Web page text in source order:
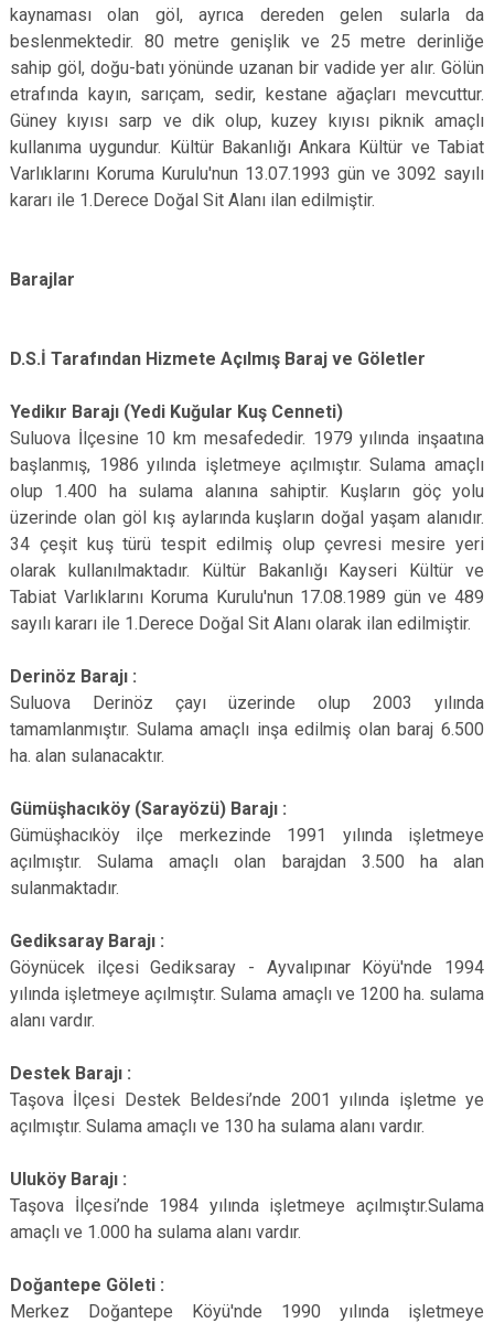
kaynaması olan göl, ayrıca dereden gelen sularla da
beslenmektedir. 80 metre genişlik ve 25 metre derinliğe
sahip göl, doğu-batı yönünde uzanan bir vadide yer alır. Gölün
etrafında kayın, sarıçam, sedir, kestane ağaçları mevcuttur.
Güney kıyısı sarp ve dik olup, kuzey kıyısı piknik amaçlı
kullanıma uygundur. Kültür Bakanlığı Ankara Kültür ve Tabiat
Varlıklarını Koruma Kurulu'nun 13.07.1993 gün ve 3092 sayılı
kararı ile 1.Derece Doğal Sit Alanı ilan edilmiştir.
Barajlar
D.S.İ Tarafından Hizmete Açılmış Baraj ve Göletler
Yedikır Barajı (Yedi Kuğular Kuş Cenneti)
Suluova İlçesine 10 km mesafededir. 1979 yılında inşaatına
başlanmış, 1986 yılında işletmeye açılmıştır. Sulama amaçlı
olup 1.400 ha sulama alanına sahiptir. Kuşların göç yolu
üzerinde olan göl kış aylarında kuşların doğal yaşam alanıdır.
34 çeşit kuş türü tespit edilmiş olup çevresi mesire yeri
olarak kullanılmaktadır. Kültür Bakanlığı Kayseri Kültür ve
Tabiat Varlıklarını Koruma Kurulu'nun 17.08.1989 gün ve 489
sayılı kararı ile 1.Derece Doğal Sit Alanı olarak ilan edilmiştir.
Derinöz Barajı :
Suluova Derinöz çayı üzerinde olup 2003 yılında
tamamlanmıştır. Sulama amaçlı inşa edilmiş olan baraj 6.500
ha. alan sulanacaktır.
Gümüşhacıköy (Sarayözü) Barajı :
Gümüşhacıköy ilçe merkezinde 1991 yılında işletmeye
açılmıştır. Sulama amaçlı olan barajdan 3.500 ha alan
sulanmaktadır.
Gediksaray Barajı :
Göynücek ilçesi Gediksaray - Ayvalıpınar Köyü'nde 1994
yılında işletmeye açılmıştır. Sulama amaçlı ve 1200 ha. sulama
alanı vardır.
Destek Barajı :
Taşova İlçesi Destek Beldesi’nde 2001 yılında işletme ye
açılmıştır. Sulama amaçlı ve 130 ha sulama alanı vardır.
Uluköy Barajı :
Taşova İlçesi’nde 1984 yılında işletmeye açılmıştır.Sulama
amaçlı ve 1.000 ha sulama alanı vardır.
Doğantepe Göleti :
Merkez Doğantepe Köyü'nde 1990 yılında işletmeye